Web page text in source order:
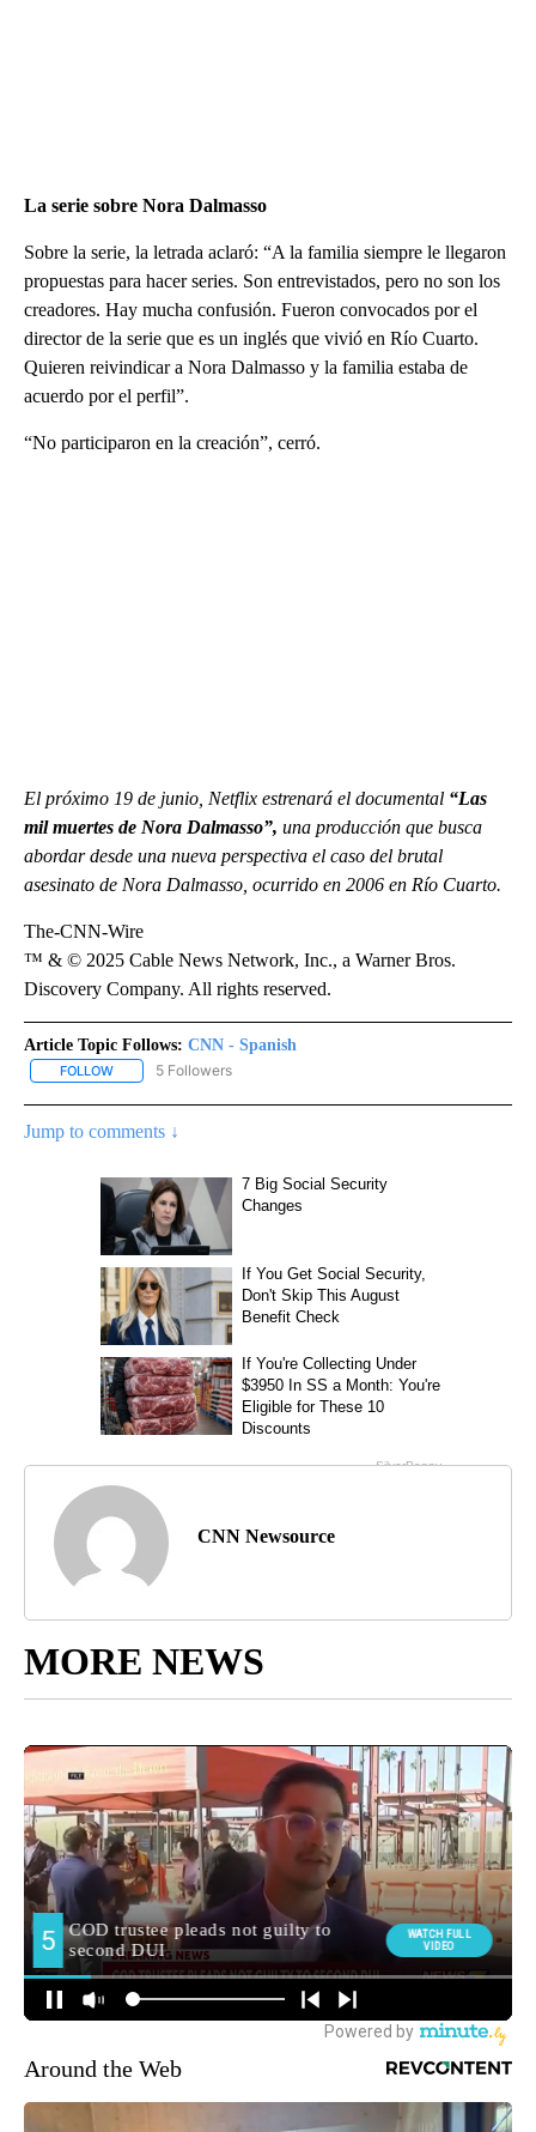
La serie sobre Nora Dalmasso
Sobre la serie, la letrada aclaró: “A la familia siempre le llegaron
propuestas para hacer series. Son entrevistados, pero no son los
creadores. Hay mucha confusión. Fueron convocados por el
director de la serie que es un inglés que vivió en Río Cuarto.
Quieren reivindicar a Nora Dalmasso y la familia estaba de
acuerdo por el perfil”.
“No participaron en la creación”, cerró.
El próximo 19 de junio, Netflix estrenará el documental “Las
mil muertes de Nora Dalmasso”, una producción que busca
abordar desde una nueva perspectiva el caso del brutal
asesinato de Nora Dalmasso, ocurrido en 2006 en Río Cuarto.
The-CNN-Wire
™ & © 2025 Cable News Network, Inc., a Warner Bros.
Discovery Company. All rights reserved.
Article Topic Follows: CNN - Spanish
FOLLOW FOLLOW "CNN - SPANISH" TO RECEIVE NOTIFICATIONS ABOUT
5 Followers
Jump to comments ↓
CNN Newsource
MORE NEWS
Around the Web